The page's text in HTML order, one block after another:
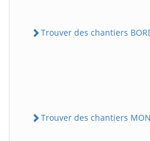
Trouver des chantiers
Trouver des chantiers